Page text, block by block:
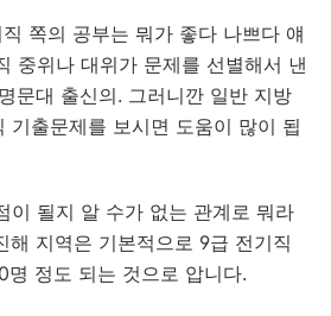
쪽의 공부는 뭐가 좋다 나쁘다 얘
중위나 대위가 문제를 선별해서 낸
문대 출신의. 그러니깐 일반 지방
기출문제를 보시면 도움이 많이 됩
이 될지 알 수가 없는 관계로 뭐라
해 지역은 기본적으로 9급 전기직
정도 되는 것으로 압니다.